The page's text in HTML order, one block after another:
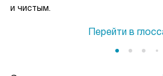
и чистым.
Перейти в